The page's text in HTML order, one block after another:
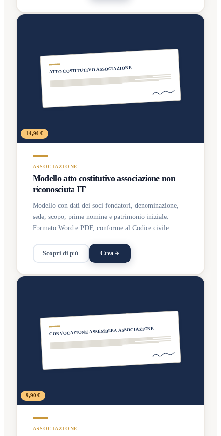
ATTO COSTITUTIVO ASSOCIAZIONE
14,90 €
ASSOCIAZIONE
Modello atto costitutivo associazione non
riconosciuta IT
Modello con dati dei soci fondatori, denominazione,
sede, scopo, prime nomine e patrimonio iniziale.
Formato Word e PDF, conforme al Codice civile.
Scopri di più Crea
CONVOCAZIONE ASSEMBLEA ASSOCIAZIONE
9,90 €
ASSOCIAZIONE